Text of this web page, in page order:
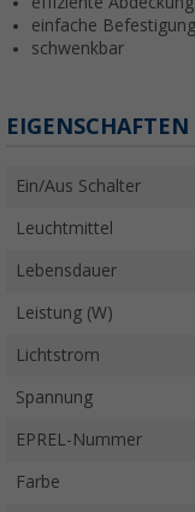
einfache Befestigung
schwenkbar
EIGENSCHAFTEN
Ein/Aus Schalter
Leuchtmittel
Lebensdauer
Leistung (W)
Lichtstrom
Spannung
EPREL-Nummer
Farbe